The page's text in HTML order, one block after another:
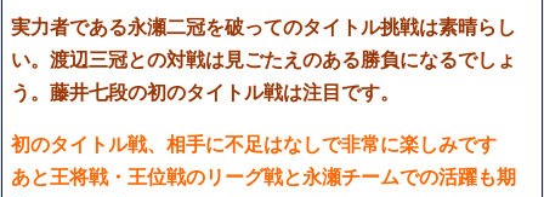
実力者である永瀬二冠を破ってのタイトル挑戦は素晴らし
い。渡辺三冠との対戦は見ごたえのある勝負になるでしょ
う。藤井七段の初のタイトル戦は注目です。
初のタイトル戦、相手に不足はなしで非常に楽しみです
あと王将戦・王位戦のリーグ戦と永瀬チームでの活躍も期